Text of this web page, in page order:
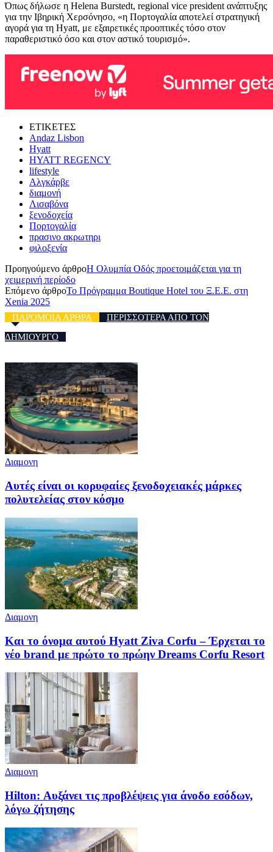
Όπως δήλωσε η Helena Burstedt, regional vice president ανάπτυξης
για την Ιβηρική Χερσόνησο, «η Πορτογαλία αποτελεί στρατηγική
αγορά για τη Hyatt, με εξαιρετικές προοπτικές τόσο στον
παραθεριστικό όσο και στον αστικό τουρισμό».
ΕΤΙΚΕΤΕΣ
Andaz Lisbon
Hyatt
HYATT REGENCY
lifestyle
Αλγκάρβε
διαμονή
Λισαβόνα
ξενοδοχεία
Πορτογαλία
πρασινο ακρωτηρι
φιλοξενία
Προηγούμενο άρθροΗ Ολυμπία Οδός προετοιμάζεται για τη
χειμερινή περίοδο
Επόμενο άρθροΤο Πρόγραμμα Boutique Hotel του Ξ.Ε.Ε. στη
Xenia 2025
ΠΑΡΟΜΟΙΑ ΑΡΘΡΑ
ΠΕΡΙΣΣΟΤΕΡΑ ΑΠΟ ΤΟΝ
ΔΗΜΙΟΥΡΓΟ
Διαμονη
Αυτές είναι οι κορυφαίες ξενοδοχειακές μάρκες
πολυτελείας στον κόσμο
Διαμονη
Και το όνομα αυτού Hyatt Ziva Corfu – Έρχεται το
νέο brand με πρώτο το πρώην Dreams Corfu Resort
Διαμονη
Hilton: Αυξάνει τις προβλέψεις για άνοδο εσόδων,
λόγω ζήτησης